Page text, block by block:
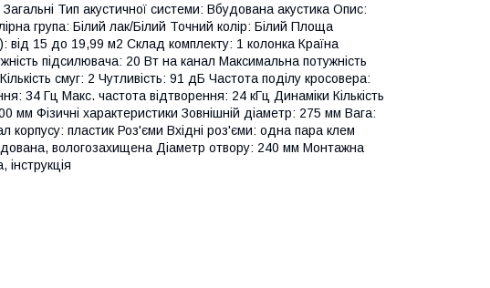
Тип акустичної системи: Вбудована акустика Опис:
група: Білий лак/Білий Точний колір: Білий Площа
від 15 до 19,99 м2 Склад комплекту: 1 колонка Країна
підсилювача: 20 Вт на канал Максимальна потужність
смуг: 2 Чутливість: 91 дБ Частота поділу кросовера:
34 Гц Макс. частота відтворення: 24 кГц Динаміки Кількість
Фізичні характеристики Зовнішній діаметр: 275 мм Вага:
корпусу: пластик Роз'єми Вхідні роз'єми: одна пара клем
вологозахищена Діаметр отвору: 240 мм Монтажна